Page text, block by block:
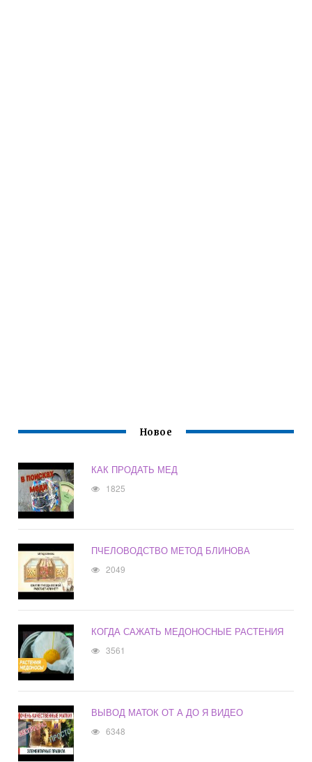
Новое
КАК ПРОДАТЬ МЕД
1825
ПЧЕЛОВОДСТВО МЕТОД БЛИНОВА
2049
КОГДА САЖАТЬ МЕДОНОСНЫЕ РАСТЕНИЯ
3561
ВЫВОД МАТОК ОТ А ДО Я ВИДЕО
6348